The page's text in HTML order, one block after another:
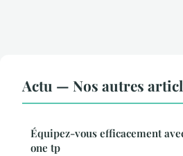
Actu — Nos autres
Équipez-vous efficacement
one tp